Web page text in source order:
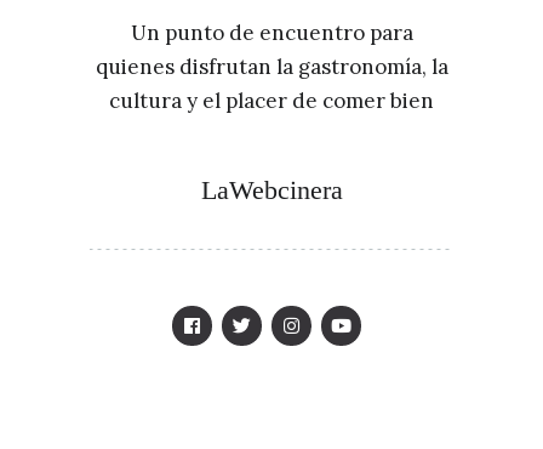
Un punto de encuentro para
quienes disfrutan la gastronomía, la
cultura y el placer de comer bien
LaWebcinera